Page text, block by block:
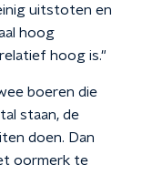
uitstoten en
hoog
hoog is."
boeren die
staan, de
doen. Dan
oormerk te